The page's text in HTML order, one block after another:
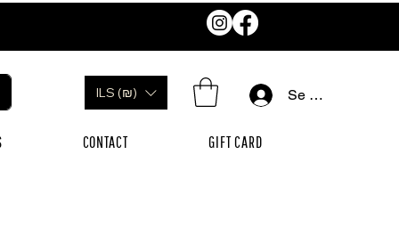
ILS (₪) Se connecter
CONTACT GIFT CARD